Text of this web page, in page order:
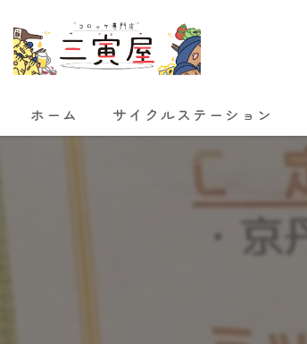
ホーム サイクルステーション